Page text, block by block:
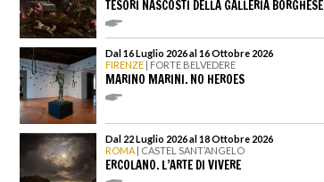
TESORI NASCOSTI DELLA GALLERIA BORGHESE
Dal 16 Luglio 2026 al 16 Ottobre 2026
FIRENZE | FORTE BELVEDERE
MARINO MARINI. NO HEROES
Dal 22 Luglio 2026 al 18 Ottobre 2026
ROMA | CASTEL SANT’ANGELO
ERCOLANO. L’ARTE DI VIVERE